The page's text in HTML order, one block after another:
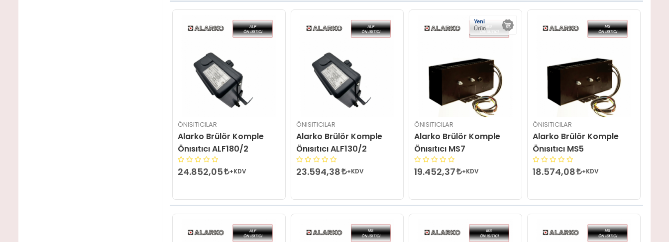
ÖNISITICILAR
Alarko Brülör Komple
Önısıtıcı ALF180/2
24.852,05 +KDV
ÖNISITICILAR
Alarko Brülör Komple
Önısıtıcı ALF130/2
23.594,38 +KDV
Yeni
Ürün
ÖNISITICILAR
Alarko Brülör Komple
Önısıtıcı MS7
19.452,37 +KDV
ÖNISITICILAR
Alarko Brülör Komple
Önısıtıcı MS5
18.574,08 +KDV